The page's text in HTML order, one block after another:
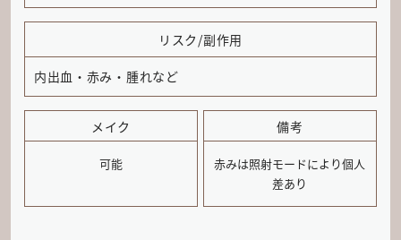
リスク/副作用
内出血・赤み・腫れなど
メイク
可能
備考
赤みは照射モードにより個人
差あり